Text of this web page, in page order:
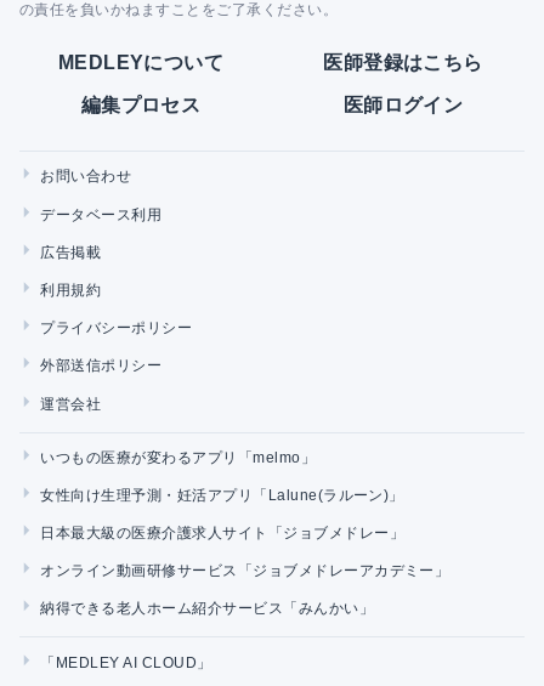
の責任を負いかねますことをご了承ください。
MEDLEYについて 医師登録はこちら
編集プロセス 医師ログイン
お問い合わせ
データベース利用
広告掲載
利用規約
プライバシーポリシー
外部送信ポリシー
運営会社
いつもの医療が変わるアプリ「melmo」
女性向け生理予測・妊活アプリ「Lalune(ラルーン)」
日本最大級の医療介護求人サイト「ジョブメドレー」
オンライン動画研修サービス「ジョブメドレーアカデミー」
納得できる老人ホーム紹介サービス「みんかい」
「MEDLEY AI CLOUD」